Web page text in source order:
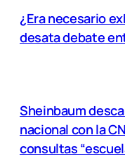
¿Era necesario
desata debate
Sheinbaum
nacional con la
consultas